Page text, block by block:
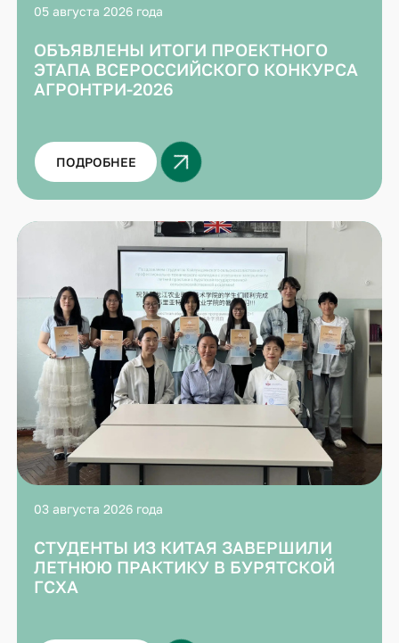
05 августа 2026 года
ОБЪЯВЛЕНЫ ИТОГИ ПРОЕКТНОГО
ЭТАПА ВСЕРОССИЙСКОГО КОНКУРСА
АГРОНТРИ-2026
ПОДРОБНЕЕ
03 августа 2026 года
СТУДЕНТЫ ИЗ КИТАЯ ЗАВЕРШИЛИ
ЛЕТНЮЮ ПРАКТИКУ В БУРЯТСКОЙ
ГСХА